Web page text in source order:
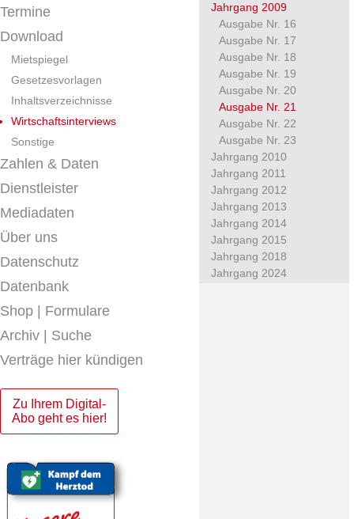
Termine
Download
Mietspiegel
Gesetzesvorlagen
Inhaltsverzeichnisse
Wirtschaftsinterviews
Sonstige
Zahlen & Daten
Dienstleister
Mediadaten
Über uns
Datenschutz
Datenbank
Shop | Formulare
Archiv | Suche
Verträge hier kündigen
Zu Ihrem Digital-
Abo geht es hier!
Jahrgang 2009
Ausgabe Nr. 16
Ausgabe Nr. 17
Ausgabe Nr. 18
Ausgabe Nr. 19
Ausgabe Nr. 20
Ausgabe Nr. 21
Ausgabe Nr. 22
Ausgabe Nr. 23
Jahrgang 2010
Jahrgang 2011
Jahrgang 2012
Jahrgang 2013
Jahrgang 2014
Jahrgang 2015
Jahrgang 2018
Jahrgang 2024